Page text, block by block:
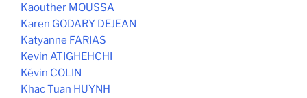
Kaouther MOUSSA
Karen GODARY DEJEAN
Katyanne FARIAS
Kevin ATIGHEHCHI
Kévin COLIN
Khac Tuan HUYNH